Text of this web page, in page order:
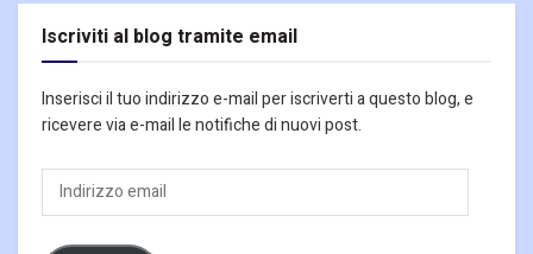
Iscriviti al blog tramite email
Inserisci il tuo indirizzo e-mail per iscriverti a questo blog, e
ricevere via e-mail le notifiche di nuovi post.
Indirizzo
email